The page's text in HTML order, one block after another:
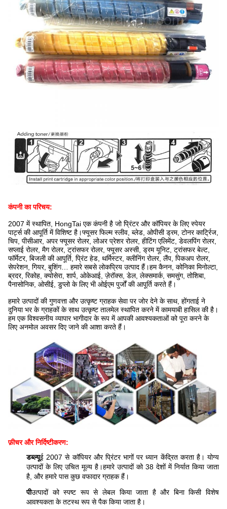
कंपनी का परिचय:
2007 में स्थापित, HongTai एक कंपनी है जो प्रिंटर और कॉपियर के लिए स्पेयर
पार्ट्स की आपूर्ति में विशिष्ट है।फ्यूसर फिल्म स्लीव, ब्लेड, ओपीसी ड्रम, टोनर कार्ट्रिज,
चिप, पीसीआर, अपर फ्यूसर रोलर, लोअर प्रेशर रोलर, हीटिंग एलिमेंट, डेवलपिंग रोलर,
सप्लाई रोलर, मैग रोलर, ट्रांसफर रोलर, फ्यूसर अस्सी, ड्रम यूनिट, ट्रांसफर बेल्ट,
फॉर्मेटर, बिजली की आपूर्ति, प्रिंट हेड, थर्मिस्टर, क्लीनिंग रोलर, लैंप, पिकअप रोलर,
सेपरेशन, गियर, बुशिंग… हमारे सबसे लोकप्रिय उत्पाद हैं।हम कैनन, कोनिका मिनोल्टा,
ब्रदर, रिकोह, क्योसेरा, शार्प, ओकेआई, ज़ेरॉक्स, डेल, लेक्समार्क, समसुंग, तोशिबा,
पैनासोनिक, ओसीई, डुप्लो के लिए भी ओईएम पुर्जों की आपूर्ति करते हैं।
हमारे उत्पादों की गुणवत्ता और उत्कृष्ट ग्राहक सेवा पर जोर देने के साथ, होंगताई ने
दुनिया भर के ग्राहकों के साथ उत्कृष्ट तालमेल स्थापित करने में कामयाबी हासिल की है।
हम एक विश्वसनीय व्यापार भागीदार के रूप में आपकी आवश्यकताओं को पूरा करने के
लिए अनमोल अवसर दिए जाने की आशा करते हैं।
फ़ीचर और निर्दिष्टीकरण:
डब्ल्यूई 2007 से कॉपियर और प्रिंटर भागों पर ध्यान केंद्रित करता है। योग्य
उत्पादों के लिए उचित मूल्य है।हमारे उत्पादों को 38 देशों में निर्यात किया जाता
है, और हमारे पास कुछ वफादार ग्राहक हैं।
पीउत्पादों को स्पष्ट रूप से लेबल किया जाता है और बिना किसी विशेष
आवश्यकता के तटस्थ रूप से पैक किया जाता है।